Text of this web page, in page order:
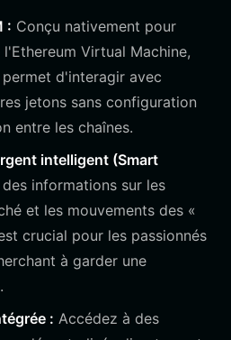
: Conçu nativement pour
Virtual Machine,
d'interagir avec
jetons sans configuration
entre les chaînes.
intelligent (Smart
informations sur les
et les mouvements des «
crucial pour les passionnés
à garder une
: Accédez à des